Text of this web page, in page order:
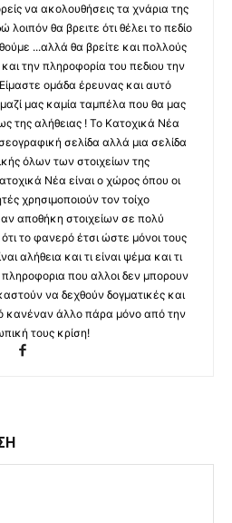
να ακολουθήσεις τα χνάρια της
λοιπόν θα βρειτε ότι θέλει το πεδίο
...αλλά θα βρείτε και πολλούς
την πληροφορία του πεδιου την
ομάδα έρευνας και αυτό
μαζί μας καμία ταμπέλα που θα μας
της αλήθειας ! Το Κατοχικά Νέα
σελίδα αλλά μια σελίδα
όλων των στοιχείων της
Νέα είναι ο χώρος όπου οι
χρησιμοποιούν τον τοίχο
αποθήκη στοιχείων σε πολύ
το φανερό έτσι ώστε μόνοι τους
αλήθεια και τι είναι ψέμα και τι
που αλλοι δεν μπορουν
να δεχθούν δογματικές και
κανέναν άλλο πάρα μόνο από την
τους κρίση!